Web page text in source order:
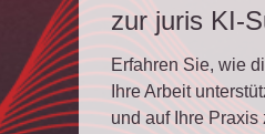
zur juris KI-
Erfahren Sie, wie
Ihre Arbeit
und auf Ihre Praxis